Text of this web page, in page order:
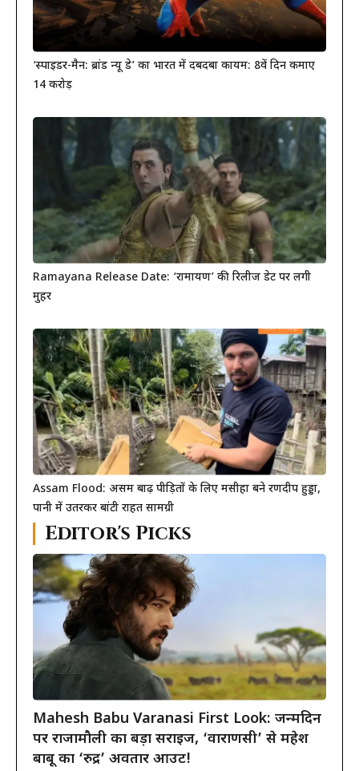
‘स्पाइडर-मैन: ब्रांड न्यू डे’ का भारत में दबदबा कायम: 8वें दिन कमाए
14 करोड़
Ramayana Release Date: ‘रामायण’ की रिलीज डेट पर लगी
मुहर
Assam Flood: असम बाढ़ पीड़ितों के लिए मसीहा बने रणदीप हुड्डा,
पानी में उतरकर बांटी राहत सामग्री
Editor's Picks
Mahesh Babu Varanasi First Look: जन्मदिन
पर राजामौली का बड़ा सरप्राइज, ‘वाराणसी’ से महेश
बाबू का ‘रुद्र’ अवतार आउट!